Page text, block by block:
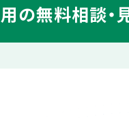
の無料相談・